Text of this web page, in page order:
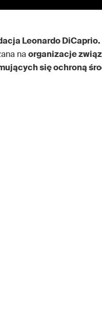
Leonardo DiCaprio.
naorganizacje
się ochroną